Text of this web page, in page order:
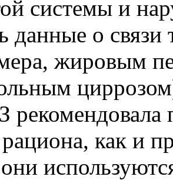
системы и
данные о
жировым
рекомендовала
как и